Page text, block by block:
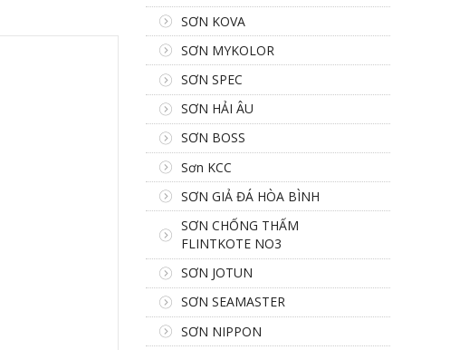
SƠN KOVA
SƠN MYKOLOR
SƠN SPEC
SƠN HẢI ÂU
SƠN BOSS
Sơn KCC
SƠN GIẢ ĐÁ HÒA BÌNH
SƠN CHỐNG THẤM
FLINTKOTE NO3
SƠN JOTUN
SƠN SEAMASTER
SƠN NIPPON